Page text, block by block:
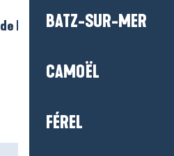
BATZ-SUR-MER
CAMOËL
FÉREL
La Baule – Presqu’ile de